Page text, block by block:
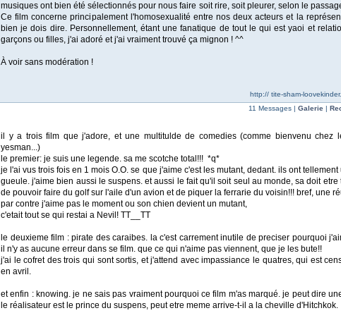
musiques ont bien été sélectionnés pour nous faire soit rire, soit pleurer, selon le
Ce film concerne principalement l'homosexualité entre nos deux acteurs et la
bien je dois dire. Personnellement, étant une fanatique de tout le qui est yaoi et
garçons ou filles, j'ai adoré et j'ai vraiment trouvé ça mignon ! ^^
À voir sans modération !
http:// tite-sham-
11 Messages | Galerie |
il y a trois film que j'adore, et une multitulde de comedies (comme bienvenu chez
yesman...)
le premier: je suis une legende. sa me scotche total!!! *q*
je l'ai vus trois fois en 1 mois O.O. se que j'aime c'est les mutant, dedant. ils ont tellement
gueule. j'aime bien aussi le suspens. et aussi le fait qu'il soit seul au monde, sa doit etre
de pouvoir faire du golf sur l'aile d'un avion et de piquer la ferrarie du voisin!!! bref, une
par contre j'aime pas le moment ou son chien devient un mutant,
c'etait tout se qui restai a Nevil! TT__TT
le deuxieme film : pirate des caraibes. la c'est carrement inutile de preciser pourquoi
il n'y as aucune erreur dans se film. que ce qui n'aime pas viennent, que je les bute!!
j'ai le cofret des trois qui sont sortis, et j'attend avec impassiance le quatres, qui est
en avril.
et enfin : knowing. je ne sais pas vraiment pourquoi ce film m'as marqué. je peut dire
le réalisateur est le prince du suspens, peut etre meme arrive-t-il a la cheville d'Hitchkok.